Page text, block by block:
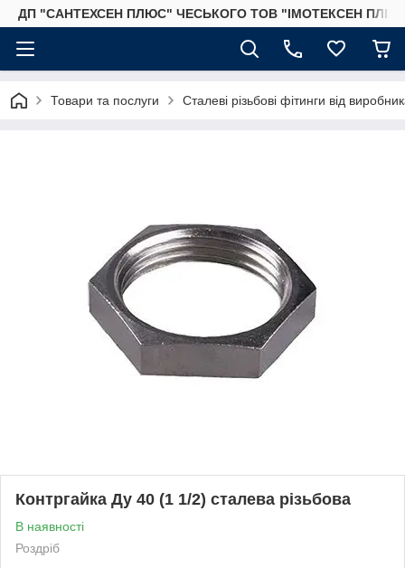
ДП "САНТЕХСЕН ПЛЮС" ЧЕСЬКОГО ТОВ "ІМОТЕКСЕН
Товари та послуги Сталеві різьбові фітинги від
Контргайка Ду 40 (1 1/2) сталева різьбова
В наявності
Роздріб